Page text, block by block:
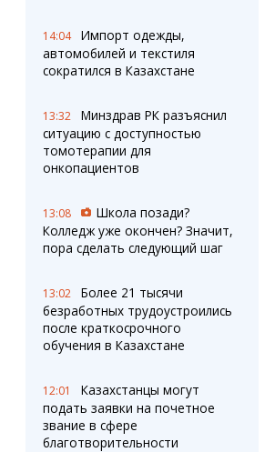
Медиа
Фото
Видео
Timelapse
14:04
Импорт одежды,
автомобилей и текстиля
сократился в Казахстане
13:32
Минздрав РК разъяснил
ситуацию с доступностью
томотерапии для
онкопациентов
13:08
Школа позади?
Колледж уже окончен? Значит,
пора сделать следующий шаг
13:02
Более 21 тысячи
безработных трудоустроились
после краткосрочного
обучения в Казахстане
12:01
Казахстанцы могут
подать заявки на почетное
звание в сфере
благотворительности